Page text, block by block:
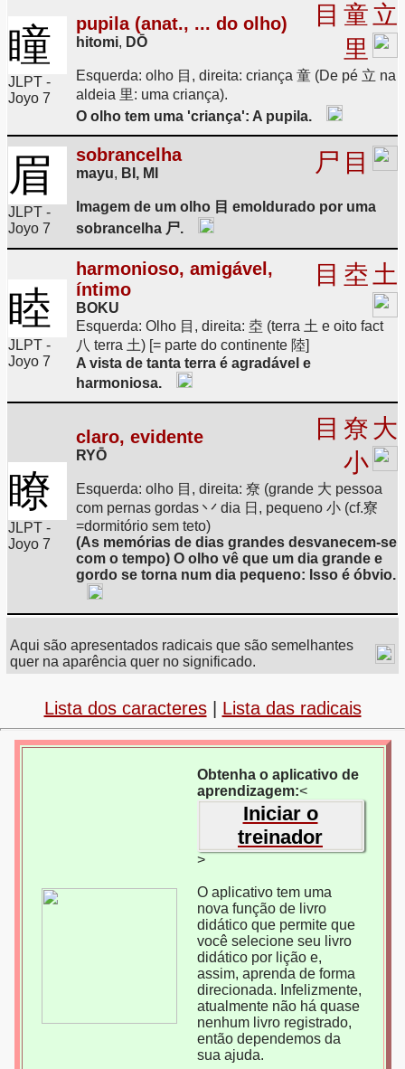
瞳
JLPT -
Joyo 7
pupila (anat., ... do olho)
hitomi, DŌ
目 童立
里
Esquerda: olho 目, direita: criança 童 (De pé 立 na
aldeia 里: uma criança).
O olho tem uma 'criança': A pupila.
眉
JLPT -
Joyo 7
sobrancelha
mayu, BI, MI 尸 目
Imagem de um olho 目 emoldurado por uma
sobrancelha 尸.
睦
JLPT -
Joyo 7
harmonioso, amigável,
íntimo
BOKU
目 坴 土
Esquerda: Olho 目, direita: 坴 (terra 土 e oito fact
八 terra 土) [= parte do continente 陸]
A vista de tanta terra é agradável e
harmoniosa.
瞭
JLPT -
Joyo 7
claro, evidente
RYŌ
目 尞 大
小
Esquerda: olho 目, direita: 尞 (grande 大 pessoa
com pernas gordas 丷 dia 日, pequeno 小 (cf.寮
=dormitório sem teto)
(As memórias de dias grandes desvanecem-se
com o tempo) O olho vê que um dia grande e
gordo se torna num dia pequeno: Isso é óbvio.
Aqui são apresentados radicais que são semelhantes
quer na aparência quer no significado.
Lista dos caracteres| Lista das radicais
Obtenha o aplicativo de
aprendizagem:<
Iniciar o
treinador
>
O aplicativo tem uma
nova função de livro
didático que permite que
você selecione seu livro
didático por lição e,
assim, aprenda de forma
direcionada. Infelizmente,
atualmente não há quase
nenhum livro registrado,
então dependemos da
sua ajuda.